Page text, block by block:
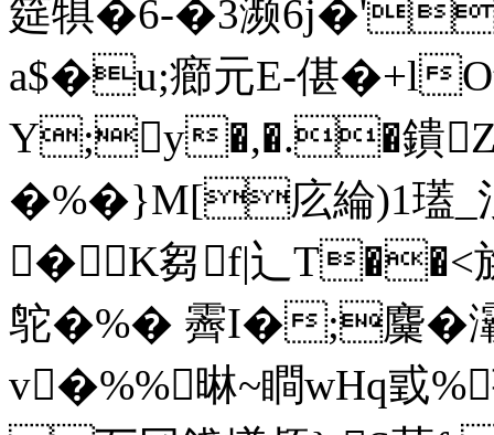
筵犋�6-�3濒
a$�u;癤元E-偡�+l
Y;y�,�.�鐀
�%�}M[庅綸)1瓂
�K芻f|辶T��<旃
鸵�%� 霽I�;麜�灞
v�%%晽~瞷wHq戜